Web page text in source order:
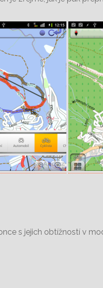
s jejich obtížností v